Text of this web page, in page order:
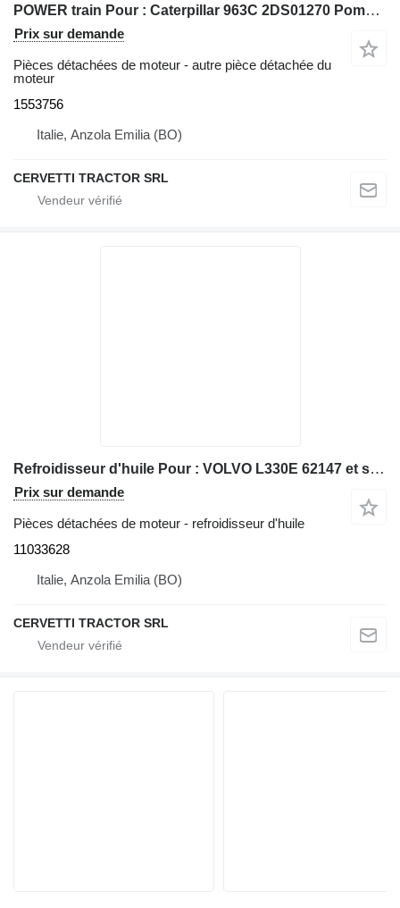
POWER train Pour : Caterpillar 963C 2DS01270 Pompe 1553756 pour chargeuse sur chenilles Caterpillar 963C 2DS01270
Prix sur demande
Pièces détachées de moteur - autre pièce détachée du
moteur
1553756
Italie, Anzola Emilia (BO)
CERVETTI TRACTOR SRL
Refroidisseur d'huile Pour : VOLVO L330E 62147 et suivants Radiateur 11033628 pour chargeuse sur chenilles Volvo L330E 62147-up
Prix sur demande
Pièces détachées de moteur - refroidisseur d'huile
11033628
Italie, Anzola Emilia (BO)
CERVETTI TRACTOR SRL